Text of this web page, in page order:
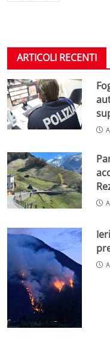
ARTICOLI RECENTI